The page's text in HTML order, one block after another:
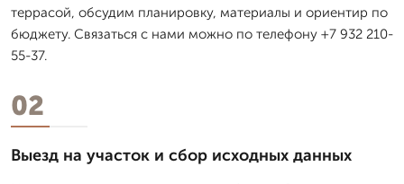
террасой, обсудим планировку, материалы и ориентир по
бюджету. Связаться с нами можно по телефону +7 932 210-
55-37.
02
Выезд на участок и сбор исходных данных